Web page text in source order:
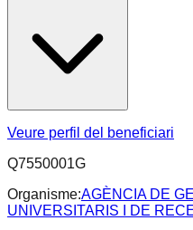
Veure perfil del beneficiari
Q7550001G
Organisme:AGÈNCIA DE
UNIVERSITARIS I DE